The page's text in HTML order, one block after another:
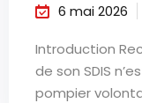
6 mai 2026
Introduction
de son SDIS
pompier